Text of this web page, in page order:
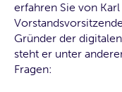
erfahren Sie von
Gründer der
steht er unter
Fragen: